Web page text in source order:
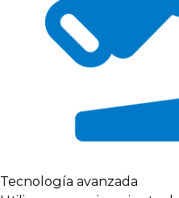
Tecnología avanzada